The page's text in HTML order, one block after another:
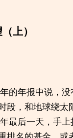
上）
的年报中说，
段，和地球绕太
最后一天，手